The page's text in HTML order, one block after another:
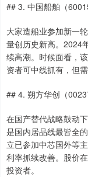
## 3. 中国船舶（
大家造船业参加新一
量创历史新高。2024
续高潮。时候面看，
资者可中线抓有，但
## 4. 朔方华创（
在国产替代战略鼓动
是国内居品线最皆全
立已参加中芯国外等
利率抓续改善。股价
投资者。